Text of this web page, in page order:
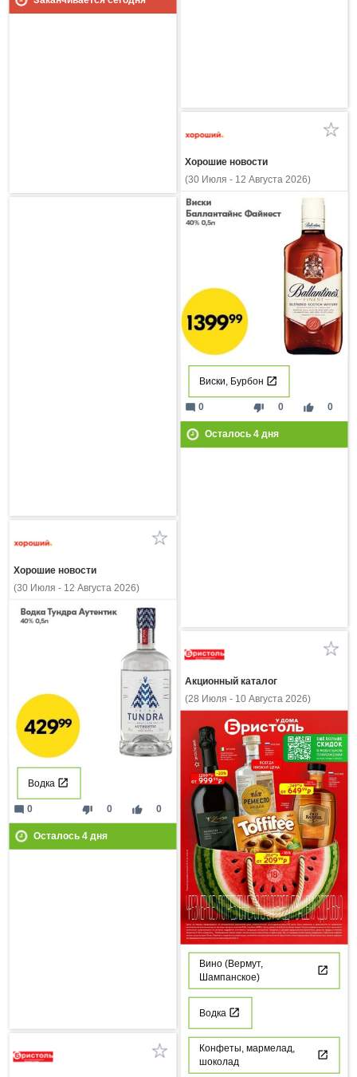
Хорошие новости
(30 Июля - 12 Августа 2026)
Виски, Бурбон
thumb_down 0 thumb_up 0
mode_comment 0
Осталось 4дня
Хорошие новости
(30 Июля - 12 Августа 2026)
Водка
thumb_down 0 thumb_up 0
mode_comment 0
Осталось 4дня
Акционный каталог
(28 Июля - 10 Августа 2026)
Вино (Вермут,
Шампанское)
Водка
Конфеты, мармелад,
шоколад